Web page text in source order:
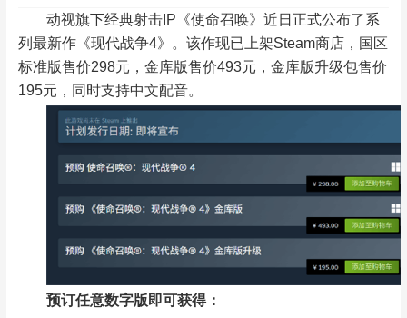
动视旗下经典射击IP《使命召唤》近日正式公布了系
列最新作《现代战争4》。该作现已上架Steam商店，国区
标准版售价298元，金库版售价493元，金库版升级包售价
195元，同时支持中文配音。
预订任意数字版即可获得：